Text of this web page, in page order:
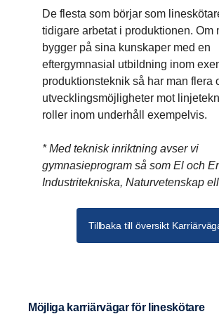
De flesta som börjar som
tidigare arbetat i produktionen. Om
bygger på sina kunskaper med en
eftergymnasial utbildning inom
produktionsteknik så har man flera
utvecklingsmöjligheter mot
roller inom underhåll exempelvis.
* Med teknisk inriktning avser vi
gymnasieprogram så som El och
Industritekniska, Naturvetenskap
Tillbaka till översikt
Möjliga karriärvägar för lineskötare